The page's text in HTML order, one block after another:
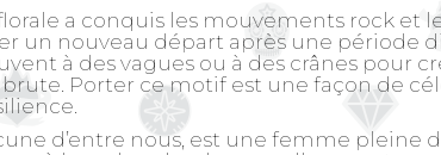
a conquis les mouvements rock et
nouveau départ après une période
à des vagues ou à des crânes
Porter ce motif est une façon de
d’entre nous, est une femme pleine